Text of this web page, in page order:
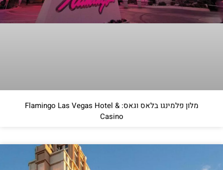
מלון פלמינגו בלאס וגאס: Flamingo Las Vegas Hotel &
Casino